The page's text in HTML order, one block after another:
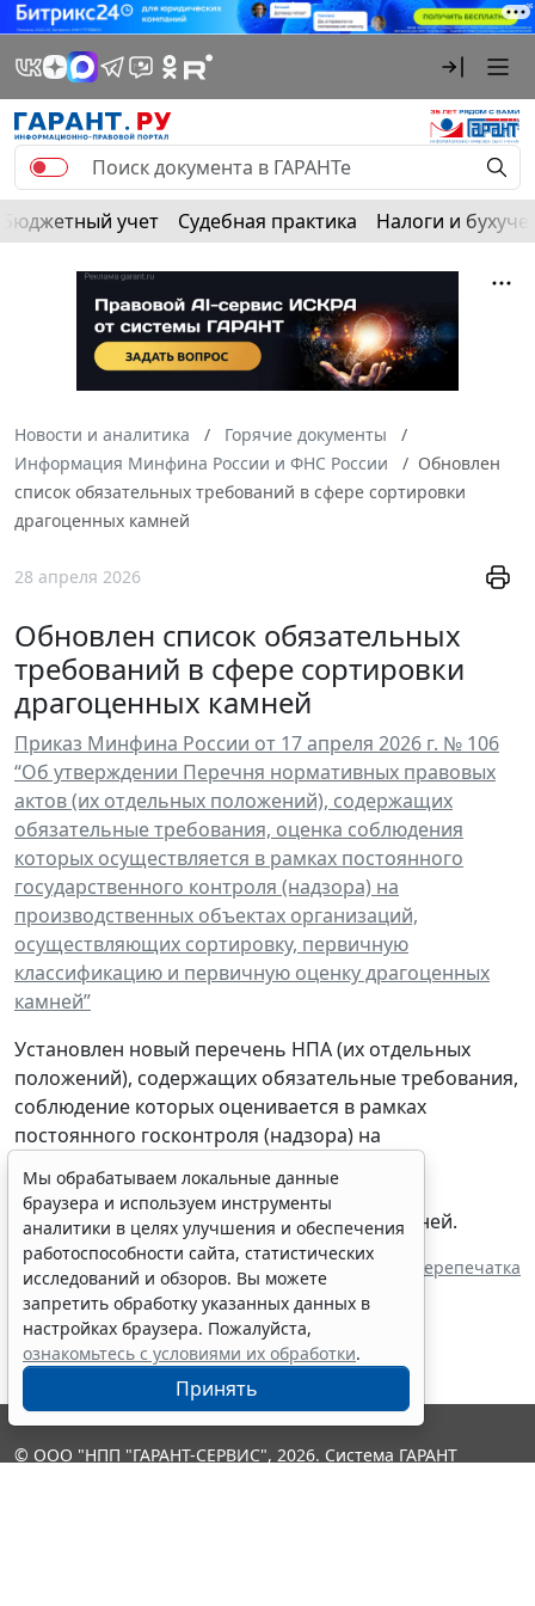
Бюджетный учет Судебная практика Налоги и
Новости и аналитика
Горячие документы
Информация Минфина России и ФНС России
Обновлен
список обязательных требований в сфере сортировки
драгоценных камней
28 апреля 2026
Обновлен список обязательных
требований в сфере сортировки
драгоценных камней
Приказ Минфина России от 17 апреля 2026 г. № 106
“Об утверждении Перечня нормативных правовых
актов (их отдельных положений), содержащих
обязательные требования, оценка соблюдения
которых осуществляется в рамках постоянного
государственного контроля (надзора) на
производственных объектах организаций,
осуществляющих сортировку, первичную
классификацию и первичную оценку драгоценных
камней”
Установлен новый перечень НПА (их отдельных
положений), содержащих обязательные требования,
соблюдение которых оценивается в рамках
постоянного госконтроля (надзора) на
производственных объектах организаций,
осуществляющих сортировку, первичную
классификацию и оценку драгоценных камней.
Источник: ИА "ГАРАНТ" Перепечатка
Мы обрабатываем локальные данные
браузера и используем инструменты
аналитики в целях улучшения и обеспечения
работоспособности сайта, статистических
исследований и обзоров. Вы можете
запретить обработку указанных данных в
настройках браузера. Пожалуйста,
ознакомьтесь с условиями их обработки.
Принять
© ООО "НПП "ГАРАНТ-СЕРВИС", 2026. Система ГАРАНТ